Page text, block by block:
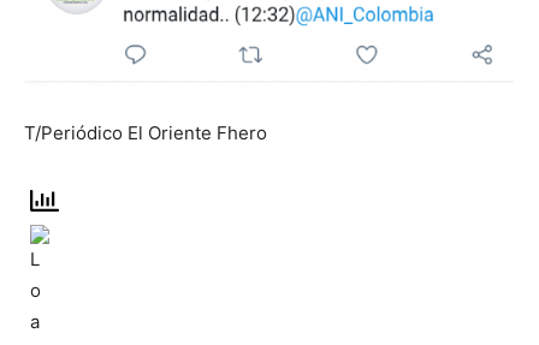
T/Periódico El Oriente Fhero